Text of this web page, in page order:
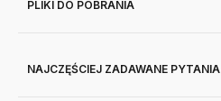
PLIKI DO POBRANIA
NAJCZĘŚCIEJ ZADAWANE PYTANIA